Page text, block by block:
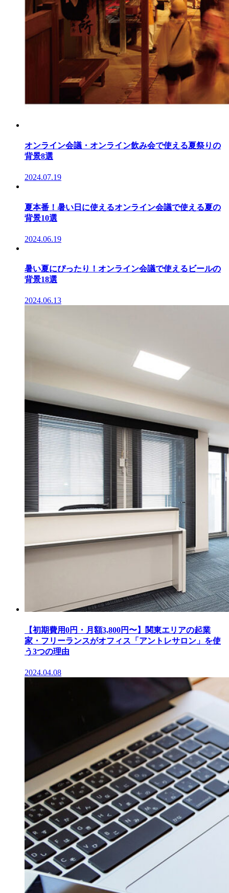
オンライン会議・オンライン飲み会で使える夏祭りの
背景8選
2024.07.19
夏本番！暑い日に使えるオンライン会議で使える夏の
背景10選
2024.06.19
暑い夏にぴったり！オンライン会議で使えるビールの
背景18選
2024.06.13
【初期費用0円・月額3,800円〜】関東エリアの起業
家・フリーランスがオフィス「アントレサロン」を使
う3つの理由
2024.04.08